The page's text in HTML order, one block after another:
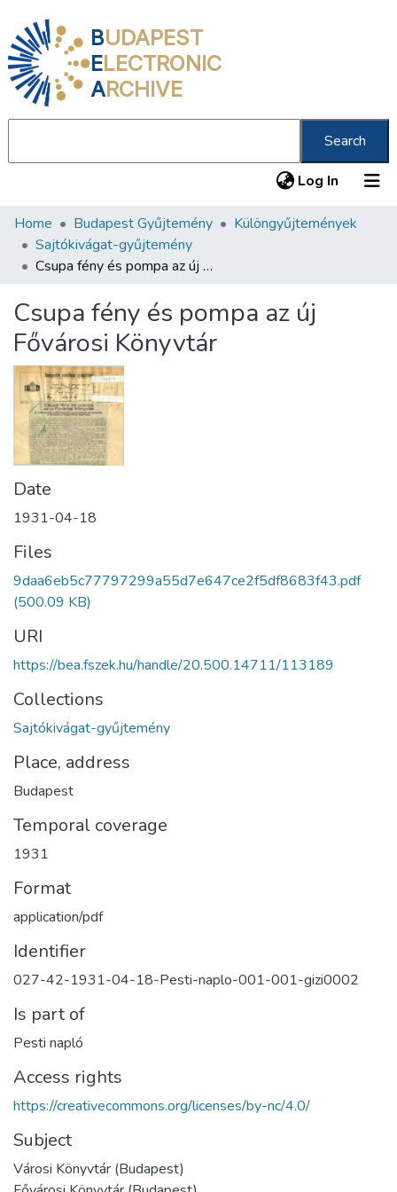
BUDAPEST
ELECTRONIC
ARCHIVE
Search
Log In (current)
Communities & Collections
All of DSpace
About us
Home Budapest Gyűjtemény
Különgyűjtemények
Sajtókivágat-gyűjtemény
Csupa fény és pompa az új Fővárosi Könyvtár
Csupa fény és pompa az új
Fővárosi Könyvtár
Date
1931-04-18
Files
9daa6eb5c77797299a55d7e647ce2f5df8683f43.pdf
(500.09 KB)
URI
https://bea.fszek.hu/handle/20.500.14711/113189
Collections
Sajtókivágat-gyűjtemény
Place, address
Budapest
Temporal coverage
1931
Format
application/pdf
Identifier
027-42-1931-04-18-Pesti-naplo-001-001-gizi0002
Is part of
Pesti napló
Access rights
https://creativecommons.org/licenses/by-nc/4.0/
Subject
Városi Könyvtár (Budapest)